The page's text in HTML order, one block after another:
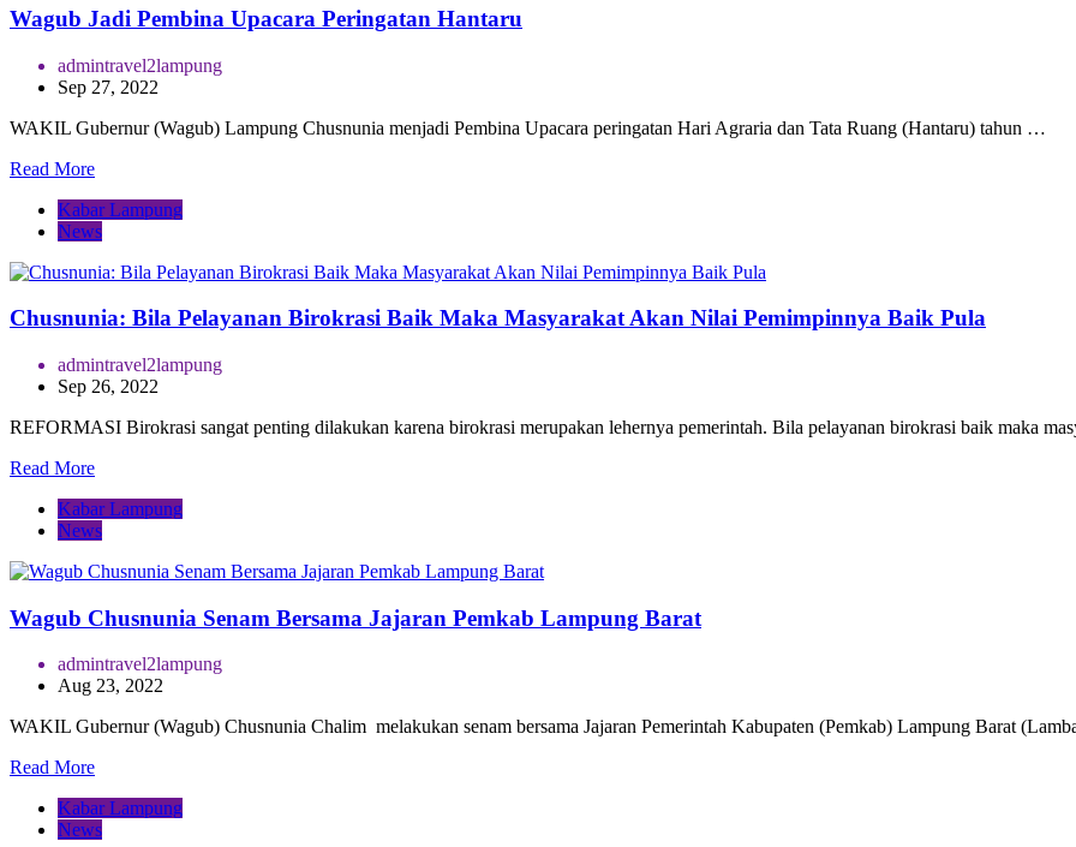
Wagub Jadi Pembina Upacara Peringatan Hantaru
admintravel2lampung
Sep 27, 2022
WAKIL Gubernur (Wagub) Lampung Chusnunia menjadi Pembina Upacara peringatan Hari Agraria dan Tata Ruang (Hantaru) tahun …
Read More
Kabar Lampung
News
Chusnunia: Bila Pelayanan Birokrasi Baik Maka Masyarakat Akan Nilai Pemimpinnya Baik Pula
admintravel2lampung
Sep 26, 2022
REFORMASI Birokrasi sangat penting dilakukan karena birokrasi merupakan lehernya pemerintah. Bila pelayanan birokrasi baik maka
Read More
Kabar Lampung
News
Wagub Chusnunia Senam Bersama Jajaran Pemkab Lampung Barat
admintravel2lampung
Aug 23, 2022
WAKIL Gubernur (Wagub) Chusnunia Chalim melakukan senam bersama Jajaran Pemerintah Kabupaten (Pemkab) Lampung Barat
Read More
Kabar Lampung
News